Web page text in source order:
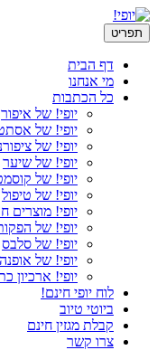
תפריט
דף הבית
מי אנחנו
כל הכתבות
יופי! של איפור
יופי! של
יופי! של
יופי! של שיער
יופי! של
יופי! של טיפול
יופי! מוצרים
יופי! של
יופי! של סלבס
יופי! של אופנה
יופי! ארכיון
לוח יופי חינם!
ביוטי טיוב
קבלת מגזין חינם
צרו קשר